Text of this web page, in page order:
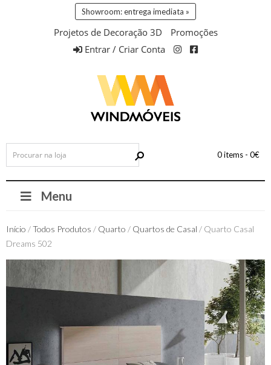
Showroom: entrega imediata »
Projetos de Decoração 3D
Promoções
Entrar / Criar Conta
0 items - 0€
Menu
Início /Todos Produtos / Quarto / Quartos de Casal / Quarto Casal
Dreams 502